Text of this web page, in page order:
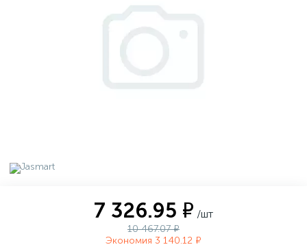
7 326.95 ₽ /шт
10 467.07 ₽
Экономия 3 140.12 ₽